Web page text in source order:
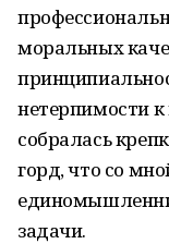
моральных
нетерпимости
собралась
горд, что со
задачи.